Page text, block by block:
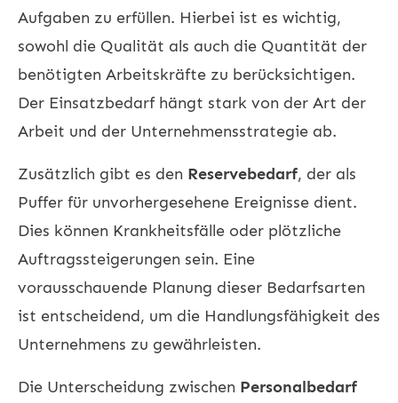
Aufgaben zu erfüllen. Hierbei ist es wichtig,
sowohl die Qualität als auch die Quantität der
benötigten Arbeitskräfte zu berücksichtigen.
Der Einsatzbedarf hängt stark von der Art der
Arbeit und der Unternehmensstrategie ab.
Zusätzlich gibt es den Reservebedarf, der als
Puffer für unvorhergesehene Ereignisse dient.
Dies können Krankheitsfälle oder plötzliche
Auftragssteigerungen sein. Eine
vorausschauende Planung dieser Bedarfsarten
ist entscheidend, um die Handlungsfähigkeit des
Unternehmens zu gewährleisten.
Die Unterscheidung zwischen Personalbedarf